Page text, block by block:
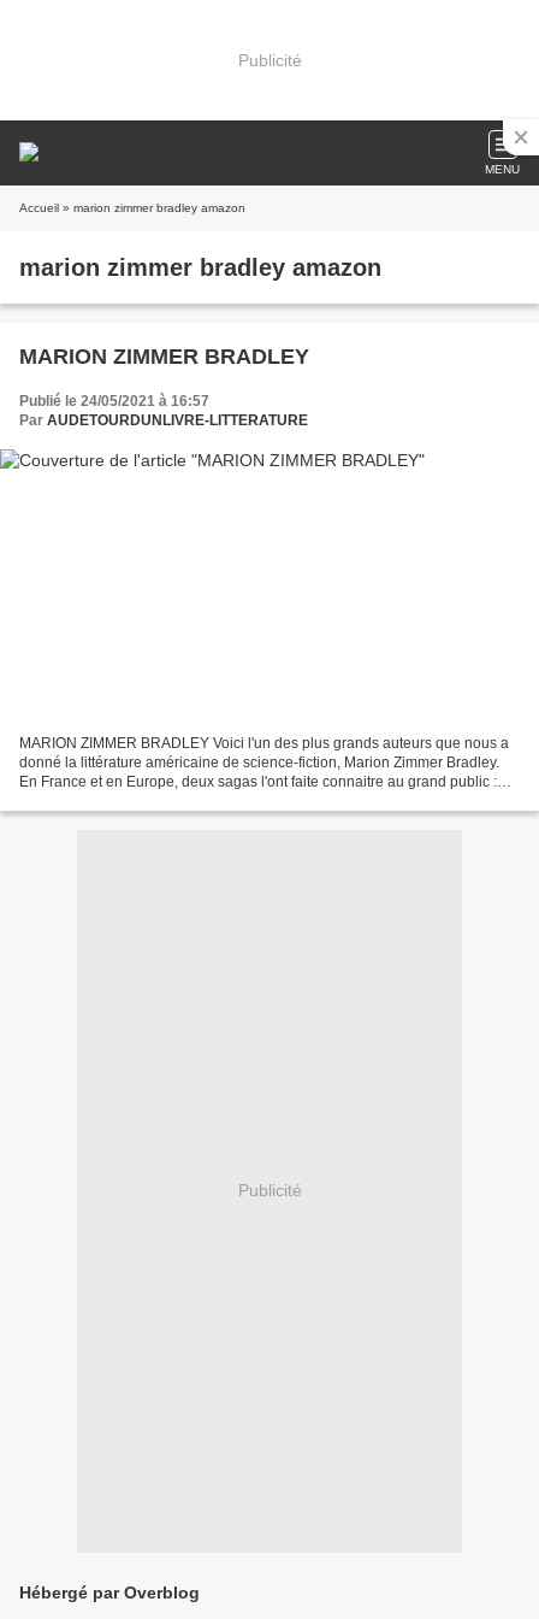
Publicité
MENU
Accueil » marion zimmer bradley amazon
marion zimmer bradley amazon
MARION ZIMMER BRADLEY
Publié le 24/05/2021 à 16:57
Par AUDETOURDUNLIVRE-LITTERATURE
MARION ZIMMER BRADLEY Voici l'un des plus grands auteurs que nous a
donné la littérature américaine de science-fiction, Marion Zimmer Bradley.
En France et en Europe, deux sagas l'ont faite connaitre au grand public :
Publicité
Hébergé par Overblog